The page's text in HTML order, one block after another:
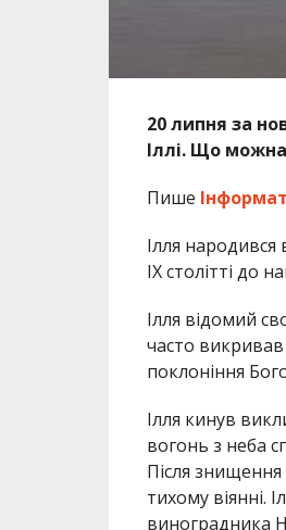
20 липня за
Іллі. Що
Пише
Ілля народився
IX столітті до
Ілля відомий
часто викривав
поклоніння
Ілля кинув
вогонь з неба
Після знищення
тихому віянні.
виноградника